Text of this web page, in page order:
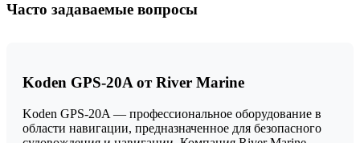
Часто задаваемые вопросы
Koden GPS-20A от River Marine
Koden GPS-20A — профессиональное оборудование в
области навигации, предназначенное для безопасного